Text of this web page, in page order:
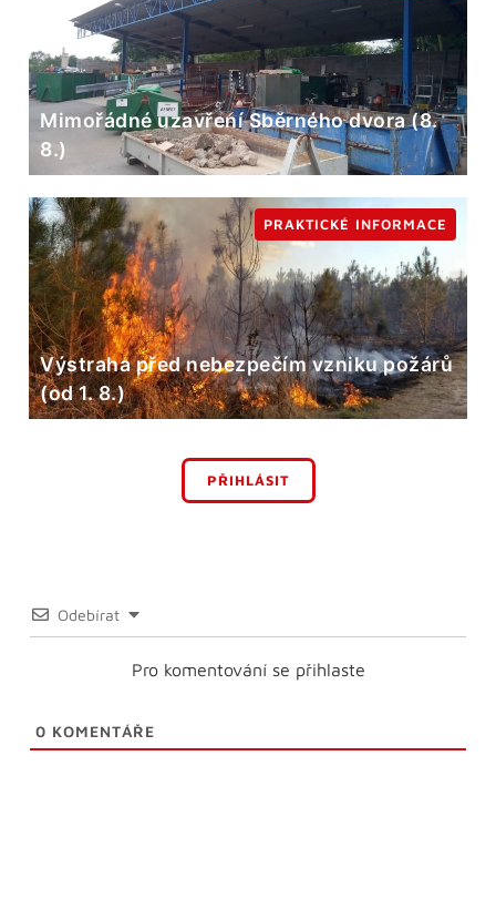
Mimořádné uzavření Sběrného dvora (8.
8.)
Výstraha před nebezpečím vzniku požárů
(od 1. 8.)
PRAKTICKÉ INFORMACE
PŘIHLÁSIT
Odebírat
Pro komentování se přihlaste
0 KOMENTÁŘE